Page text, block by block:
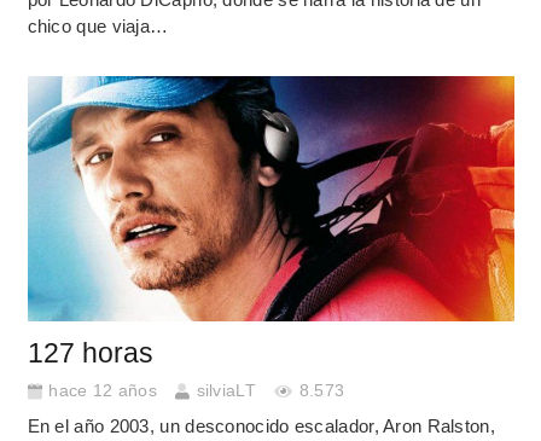
chico que viaja…
127 horas
hace 12 años silviaLT 8.573
En el año 2003, un desconocido escalador, Aron Ralston,